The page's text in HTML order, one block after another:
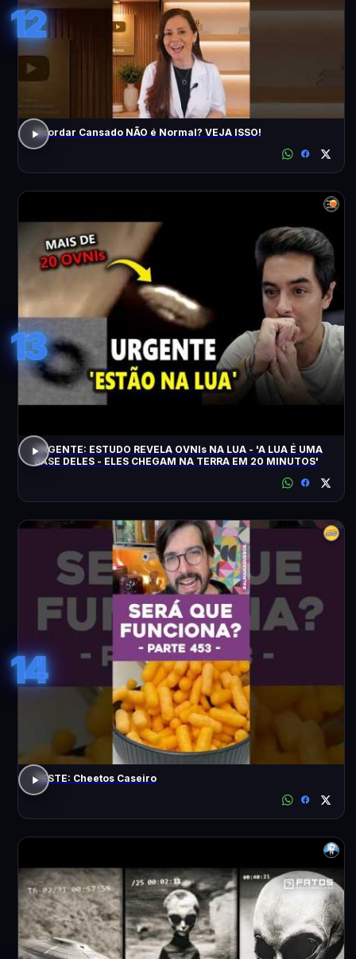
12
Acordar Cansado NÃO é Normal? VEJA ISSO!
13
URGENTE: ESTUDO REVELA OVNIs NA LUA - 'A LUA É UMA
BASE DELES - ELES CHEGAM NA TERRA EM 20 MINUTOS'
14
TESTE: Cheetos Caseiro